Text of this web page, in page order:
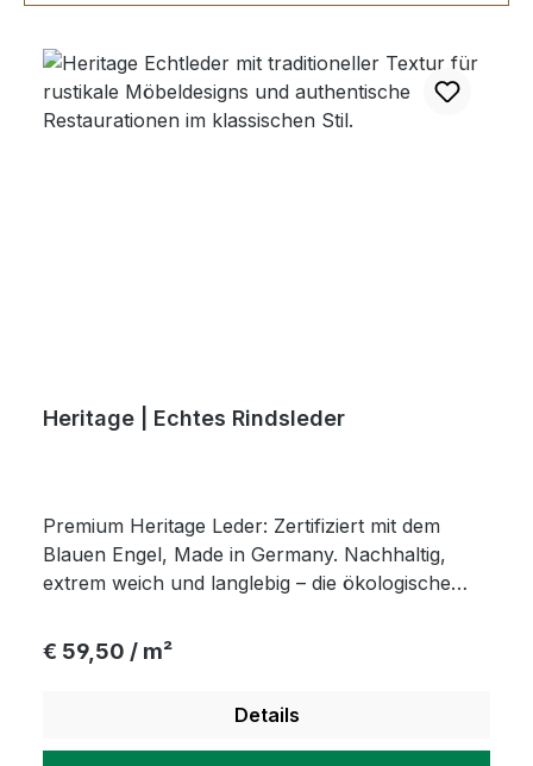
Heritage | Echtes Rindsleder
Premium Heritage Leder: Zertifiziert mit dem
Blauen Engel, Made in Germany. Nachhaltig,
extrem weich und langlebig – die ökologische
Regulärer Preis:
€ 59,50 / m²
Details